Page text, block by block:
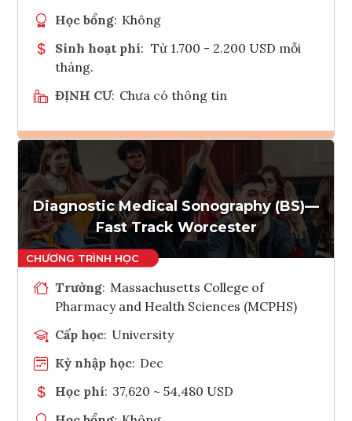
Học bổng: Không
Sinh hoạt phí: Từ 1.700 - 2.200 USD mỗi
tháng.
ĐỊNH CƯ: Chưa có thông tin
Ghi danh
Tham vấn Interlink
Diagnostic Medical Sonography (BS)—
Fast Track Worcester
Trường: Massachusetts College of
Pharmacy and Health Sciences (MCPHS)
Cấp học: University
Kỳ nhập học: Dec
Học phí: 37,620 ~ 54,480 USD